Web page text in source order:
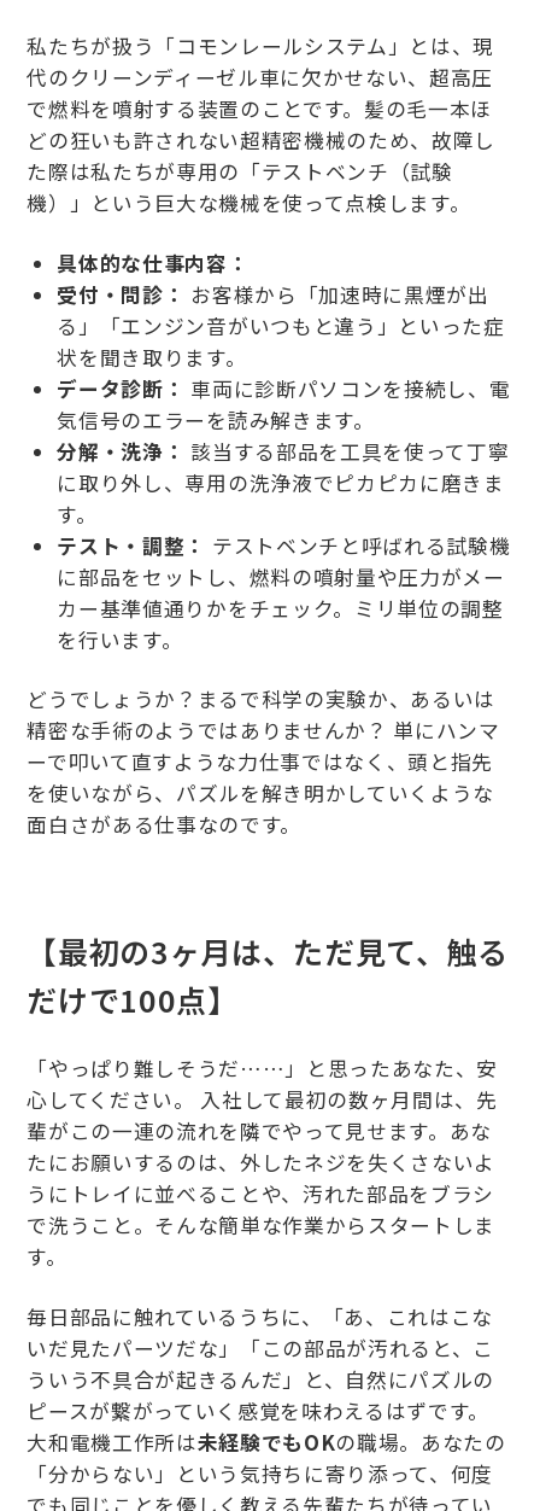
私たちが扱う「コモンレールシステム」とは、現
代のクリーンディーゼル車に欠かせない、超高圧
で燃料を噴射する装置のことです。髪の毛一本ほ
どの狂いも許されない超精密機械のため、故障し
た際は私たちが専用の「テストベンチ（試験
機）」という巨大な機械を使って点検します。
具体的な仕事内容：
受付・問診： お客様から「加速時に黒煙が出
る」「エンジン音がいつもと違う」といった症
状を聞き取ります。
データ診断： 車両に診断パソコンを接続し、電
気信号のエラーを読み解きます。
分解・洗浄： 該当する部品を工具を使って丁寧
に取り外し、専用の洗浄液でピカピカに磨きま
す。
テスト・調整： テストベンチと呼ばれる試験機
に部品をセットし、燃料の噴射量や圧力がメー
カー基準値通りかをチェック。ミリ単位の調整
を行います。
どうでしょうか？まるで科学の実験か、あるいは
精密な手術のようではありませんか？ 単にハンマ
ーで叩いて直すような力仕事ではなく、頭と指先
を使いながら、パズルを解き明かしていくような
面白さがある仕事なのです。
【最初の3ヶ月は、ただ見て、触る
だけで100点】
「やっぱり難しそうだ……」と思ったあなた、安
心してください。 入社して最初の数ヶ月間は、先
輩がこの一連の流れを隣でやって見せます。あな
たにお願いするのは、外したネジを失くさないよ
うにトレイに並べることや、汚れた部品をブラシ
で洗うこと。そんな簡単な作業からスタートしま
す。
毎日部品に触れているうちに、「あ、これはこな
いだ見たパーツだな」「この部品が汚れると、こ
ういう不具合が起きるんだ」と、自然にパズルの
ピースが繋がっていく感覚を味わえるはずです。
大和電機工作所は未経験でもOKの職場。あなたの
「分からない」という気持ちに寄り添って、何度
でも同じことを優しく教える先輩たちが待ってい